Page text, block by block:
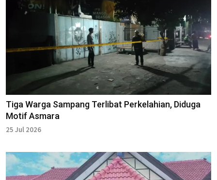
Tiga Warga Sampang Terlibat Perkelahian, Diduga
Motif Asmara
25 Jul 2026